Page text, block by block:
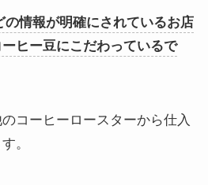
情報が明確にされているお店
ヒー豆にこだわっているで
コーヒーロースターから仕入
。